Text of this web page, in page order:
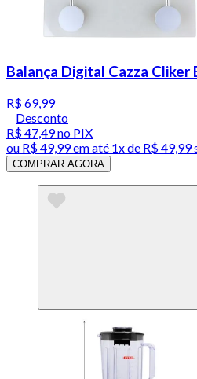
Balança Digital Cazza Cliker
R$ 69,99
Desconto
R$ 47,49no PIX
ou R$ 49,99em até 1x de R$ 49,99
COMPRAR AGORA